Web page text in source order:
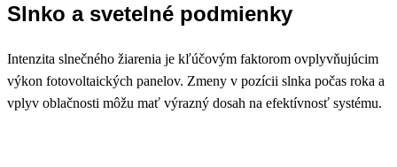
Slnko a svetelné podmienky
Intenzita slnečného žiarenia je kľúčovým faktorom ovplyvňujúcim
výkon fotovoltaických panelov. Zmeny v pozícii slnka počas roka a
vplyv oblačnosti môžu mať výrazný dosah na efektívnosť systému.